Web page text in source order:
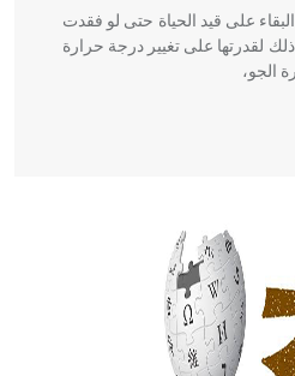
على قيد الحياة حتى لو فقدت
لقدرتها على تغيير درجة حرارة
الجو،
ورسالته في جروح الرأس. ويعود
الدين والفلسفة.